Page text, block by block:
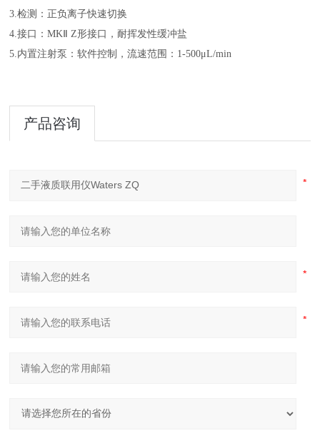
3.检测：正负离子快速切换
4.接口：MKⅡ Z形接口，耐挥发性缓冲盐
5.内置注射泵：软件控制，流速范围：1-500μL/min
产品咨询